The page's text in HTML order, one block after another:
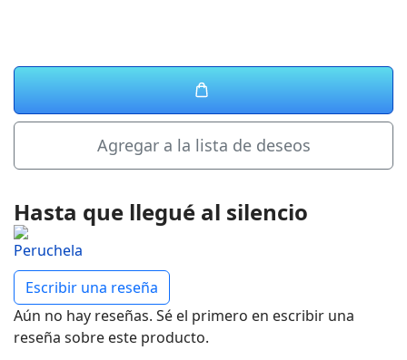
Agregar a la lista de deseos
Hasta que llegué al silencio
Escribir una reseña
Aún no hay reseñas. Sé el primero en escribir una
reseña sobre este producto.